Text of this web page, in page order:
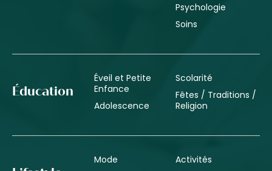
Psychologie
Soins
Éducation
Éveil et Petite
Enfance
Adolescence
Scolarité
Fêtes / Traditions /
Religion
Mode
Activités